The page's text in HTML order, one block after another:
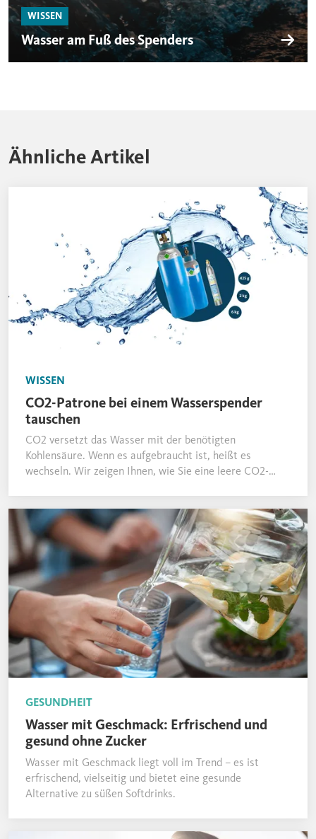
WISSEN
Wasser am Fuß des Spenders
Ähnliche Artikel
WISSEN
CO2-Patrone bei einem Wasserspender
tauschen
CO2 versetzt das Wasser mit der benötigten
Kohlensäure. Wenn es aufgebraucht ist, heißt es
wechseln. Wir zeigen Ihnen, wie Sie eine leere CO2-
GESUNDHEIT
Wasser mit Geschmack: Erfrischend und
gesund ohne Zucker
Wasser mit Geschmack liegt voll im Trend – es ist
erfrischend, vielseitig und bietet eine gesunde
Alternative zu süßen Softdrinks.